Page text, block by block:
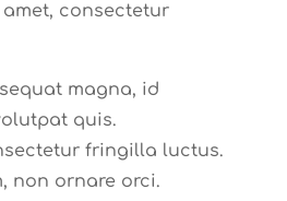
consectetur
magna, id
quis.
fringilla luctus.
non ornare orci.